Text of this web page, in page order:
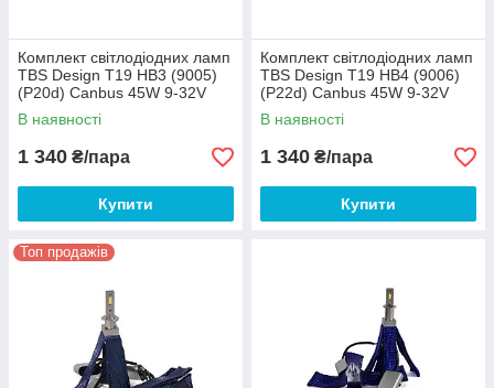
Комплект світлодіодних ламп
TBS Design T19 HB3 (9005)
(P20d) Canbus 45W 9-32V
6000K
В наявності
1 340 ₴/пара
Купити
Комплект світлодіодних ламп
TBS Design T19 HB4 (9006)
(P22d) Canbus 45W 9-32V
6000K
В наявності
1 340 ₴/пара
Купити
Топ продажів